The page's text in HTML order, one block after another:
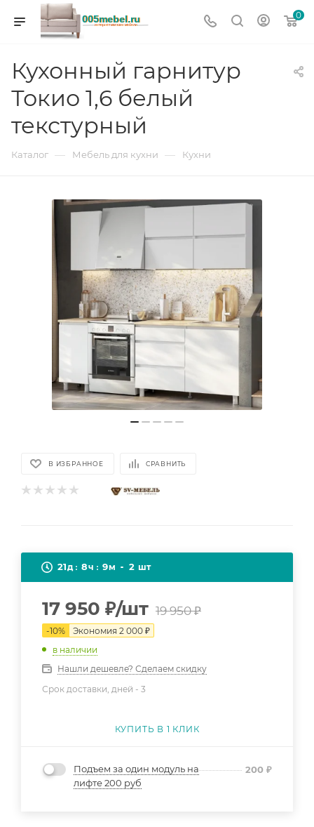
0
Кухонный гарнитур
Токио 1,6 белый
текстурный
Каталог — Мебель для кухни — Кухни
В ИЗБРАННОЕ СРАВНИТЬ
21д 8ч 9м 2 шт
17 950 ₽/шт 19 950₽
-10% Экономия 2 000 ₽
в наличии
Нашли дешевле? Сделаем скидку
Срок доставки, дней - 3
КУПИТЬ В 1 КЛИК
Подъем за один модуль на
лифте 200 руб
200 ₽